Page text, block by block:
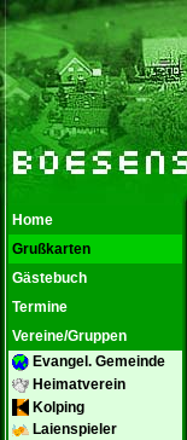
Home
Grußkarten
Gästebuch
Termine
Vereine/Gruppen
Evangel. Gemeinde
Heimatverein
Kolping
Laienspieler